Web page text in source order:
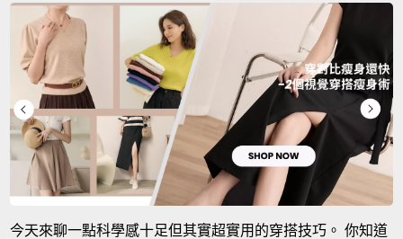
今天來聊一點科學感十足但其實超實用的穿搭技巧。 你知道